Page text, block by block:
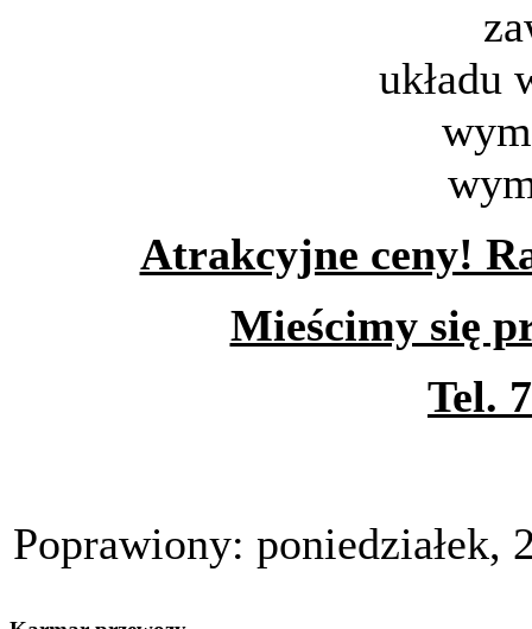
układu
Atrakcyjne ceny!
Mieścimy się
Tel.
Poprawiony: poniedziałek,